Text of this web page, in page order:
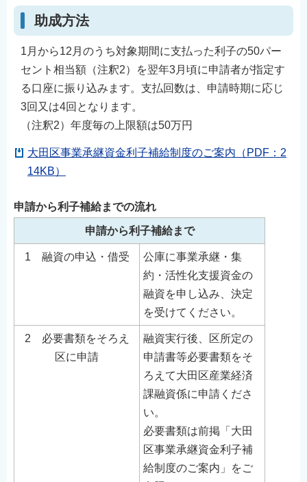
助成方法
1月から12月のうち対象期間に支払った利子の50パー
セント相当額（注釈2）を翌年3月頃に申請者が指定す
る口座に振り込みます。支払回数は、申請時期に応じ
3回又は4回となります。
（注釈2）年度毎の上限額は50万円
大田区事業承継資金利子補給制度のご案内（PDF：2
14KB）
申請から利子補給までの流れ
申請から利子補給まで
1 融資の申込・借受
公庫に事業承継・集
約・活性化支援資金の
融資を申し込み、決定
を受けてください。
2 必要書類をそろえ
区に申請
融資実行後、区所定の
申請書等必要書類をそ
ろえて大田区産業経済
課融資係に申請くださ
い。
必要書類は前掲「大田
区事業承継資金利子補
給制度のご案内」をご